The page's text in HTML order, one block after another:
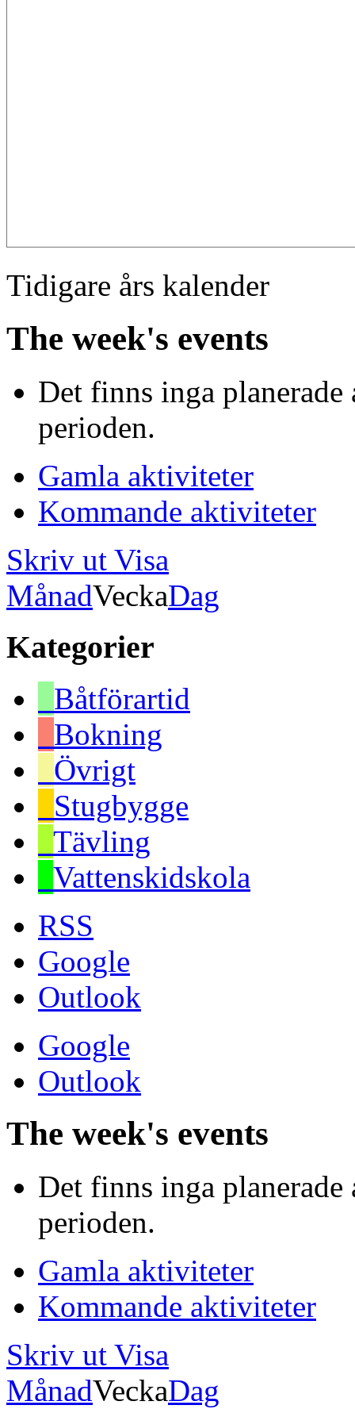
Tidigare års kalender
The week's events
Det finns inga
perioden.
Gamla aktiviteter
Kommande aktiviteter
Skriv ut Visa
MånadVeckaDag
Kategorier
Båtförartid
Bokning
Övrigt
Stugbygge
Tävling
Vattenskidskola
RSS
Google
Outlook
Google
Outlook
The week's events
Det finns inga
perioden.
Gamla aktiviteter
Kommande aktiviteter
Skriv ut Visa
MånadVeckaDag